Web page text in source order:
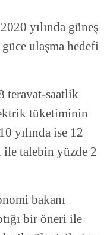
yılında güneş
ulaşma hedefi
teravat-saatlik
tüketiminin
yılında ise 12
talebin yüzde 2
bakanı
bir öneri ile